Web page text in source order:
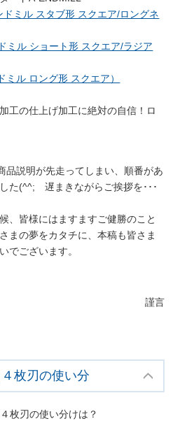
ミル スタブ形 スクエア/ロングネ
ミル ショート形 スクエア/ラジア
ル ロング形 スクエア）
工の仕上げ加工に絶対の自信！ロ
品説明が先走ってしまい、順番があ
た(^^; 遅まきながらご挨拶を･･･
、皆様にはますますご健勝のこと
まの夢をカタチに、本稿も皆さま
でございます。
謹言
枚刃の使い分
枚刃の使い分けは？